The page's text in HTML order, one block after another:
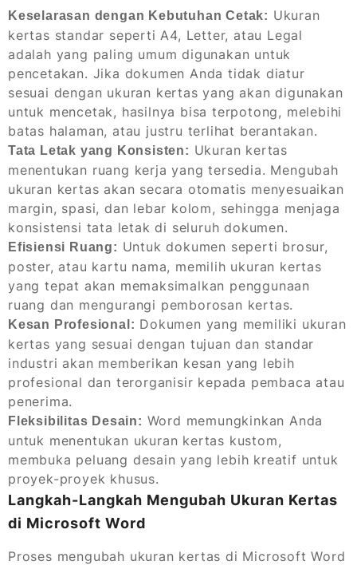
Keselarasan dengan Kebutuhan Cetak: Ukuran
kertas standar seperti A4, Letter, atau Legal
adalah yang paling umum digunakan untuk
pencetakan. Jika dokumen Anda tidak diatur
sesuai dengan ukuran kertas yang akan digunakan
untuk mencetak, hasilnya bisa terpotong, melebihi
batas halaman, atau justru terlihat berantakan.
Tata Letak yang Konsisten: Ukuran kertas
menentukan ruang kerja yang tersedia. Mengubah
ukuran kertas akan secara otomatis menyesuaikan
margin, spasi, dan lebar kolom, sehingga menjaga
konsistensi tata letak di seluruh dokumen.
Efisiensi Ruang: Untuk dokumen seperti brosur,
poster, atau kartu nama, memilih ukuran kertas
yang tepat akan memaksimalkan penggunaan
ruang dan mengurangi pemborosan kertas.
Kesan Profesional: Dokumen yang memiliki ukuran
kertas yang sesuai dengan tujuan dan standar
industri akan memberikan kesan yang lebih
profesional dan terorganisir kepada pembaca atau
penerima.
Fleksibilitas Desain: Word memungkinkan Anda
untuk menentukan ukuran kertas kustom,
membuka peluang desain yang lebih kreatif untuk
proyek-proyek khusus.
Langkah-Langkah Mengubah Ukuran Kertas
di Microsoft Word
Proses mengubah ukuran kertas di Microsoft Word